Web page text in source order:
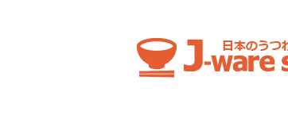
ware
Style